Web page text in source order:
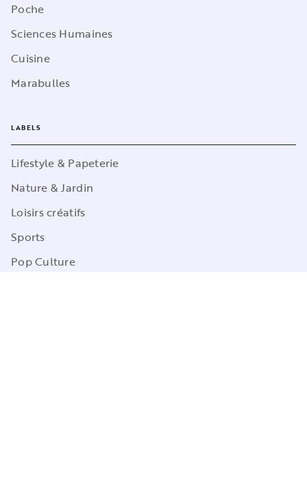
Poche
Sciences Humaines
Cuisine
Marabulles
LABELS
Lifestyle & Papeterie
Nature & Jardin
Loisirs créatifs
Sports
Pop Culture